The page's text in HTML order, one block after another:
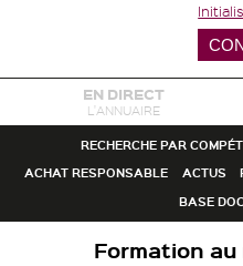
EN DIRECT
L'ANNUAIRE
RECHERCHE PAR
ACHAT RESPONSABLE
ACTUS
BASE
Formation